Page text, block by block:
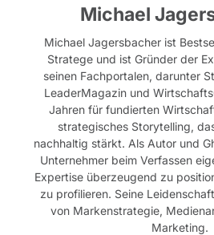
Michael
Michael Jagersbacher ist
Stratege und ist Gründer der
seinen Fachportalen, darunter
LeaderMagazin und
Jahren für fundierten
strategisches Storytelling,
nachhaltig stärkt. Als Autor und
Unternehmer beim Verfassen
Expertise überzeugend zu
zu profilieren. Seine
von Markenstrategie,
Marketing.